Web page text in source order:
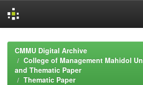
navigationCMMU Digital Archive
College of Management Mahidol
and Thematic Paper
Thematic Paper